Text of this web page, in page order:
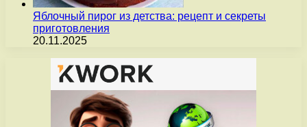
Яблочный пирог из детства: рецепт и секреты
приготовления
20.11.2025